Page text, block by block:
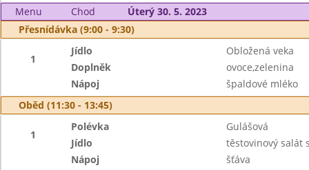
Menu
Chod
Úterý 30. 5. 2023
Přesnídávka (9:00 - 9:30)
1
Jídlo
Obložená veka
Doplněk
ovoce,zelenina
Nápoj
špaldové mléko
Oběd (11:30 - 13:45)
1
Polévka
Gulášová
Jídlo
těstovinový salát
Nápoj
šťáva